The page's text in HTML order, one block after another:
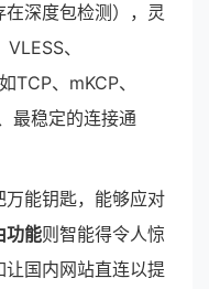
深度包检测），灵
、
TCP、mKCP、
最稳定的连接通
万能钥匙，能够应对
功能则智能得令人惊
国内网站直连以提